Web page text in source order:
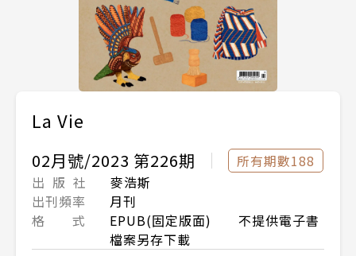
La Vie
02月號/2023 第226期
所有期數188
出 版 社
麥浩斯
出刊頻率
月刊
格 式
EPUB(固定版面) 不提供電子書
檔案另存下載